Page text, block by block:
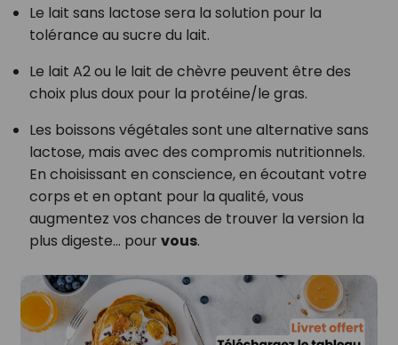
Le lait sans lactose sera la solution pour la
tolérance au sucre du lait.
Le lait A2 ou le lait de chèvre peuvent être des
choix plus doux pour la protéine/le gras.
Les boissons végétales sont une alternative sans
lactose, mais avec des compromis nutritionnels.
En choisissant en conscience, en écoutant votre
corps et en optant pour la qualité, vous
augmentez vos chances de trouver la version la
plus digeste… pour vous.